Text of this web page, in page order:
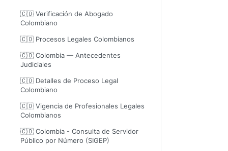
🇨🇴 Verificación de Abogado
Colombiano
🇨🇴 Procesos Legales Colombianos
🇨🇴 Colombia — Antecedentes
Judiciales
🇨🇴 Detalles de Proceso Legal
Colombiano
🇨🇴 Vigencia de Profesionales Legales
Colombianos
🇨🇴 Colombia - Consulta de Servidor
Público por Número (SIGEP)